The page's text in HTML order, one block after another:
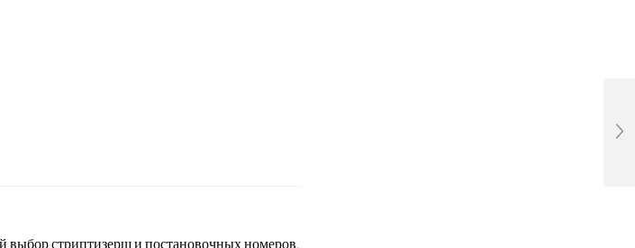
стриптизерш и постановочных номеров.